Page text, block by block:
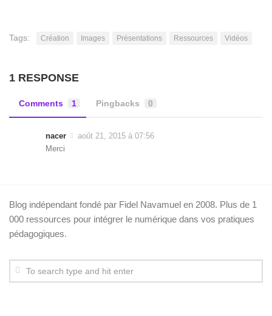
Tags: Création Images Présentations Ressources Vidéos
1 RESPONSE
Comments 1 Pingbacks 0
nacer
août 21, 2015 à 07:56
Merci
Blog indépendant fondé par Fidel Navamuel en 2008. Plus de 1
000 ressources pour intégrer le numérique dans vos pratiques
pédagogiques.